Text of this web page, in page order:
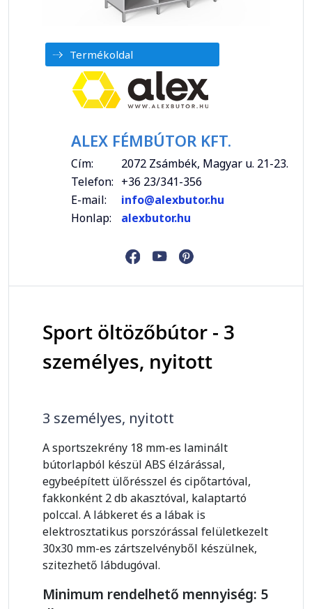
Termékoldal
ALEX FÉMBÚTOR KFT.
Cím:
2072 Zsámbék, Magyar u. 21-23.
Telefon: +36 23/341-356
E-mail:
info@alexbutor.hu
Honlap:
alexbutor.hu
Sport öltözőbútor - 3
személyes, nyitott
3 személyes, nyitott
A sportszekrény 18 mm-es laminált
bútorlapból készül ABS élzárással,
egybeépített ülőrésszel és cipőtartóval,
fakkonként 2 db akasztóval, kalaptartó
polccal. A lábkeret és a lábak is
elektrosztatikus porszórással felületkezelt
30x30 mm-es zártszelvényből készülnek,
szitezhető lábdugóval.
Minimum rendelhető mennyiség: 5